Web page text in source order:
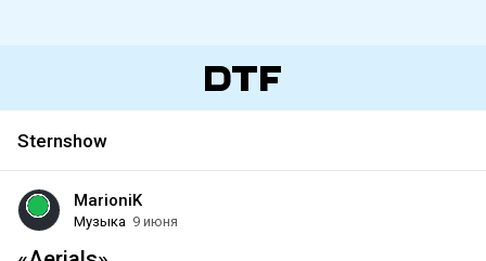
Sternshow
MarioniK
Музыка 9 июня